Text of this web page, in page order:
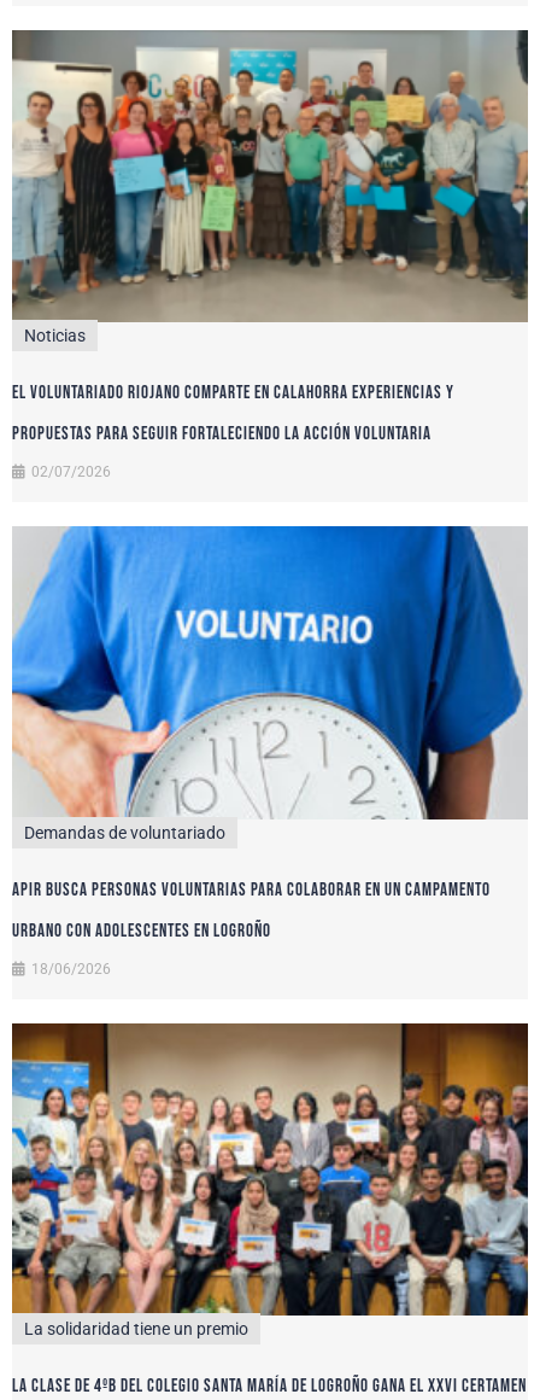
Noticias
El voluntariado riojano comparte en Calahorra experiencias y
propuestas para seguir fortaleciendo la acción voluntaria
02/07/2026
Demandas de voluntariado
APIR busca personas voluntarias para colaborar en un campamento
urbano con adolescentes en Logroño
18/06/2026
La solidaridad tiene un premio
La clase de 4ºB del colegio Santa María de Logroño gana el XXVI certamen